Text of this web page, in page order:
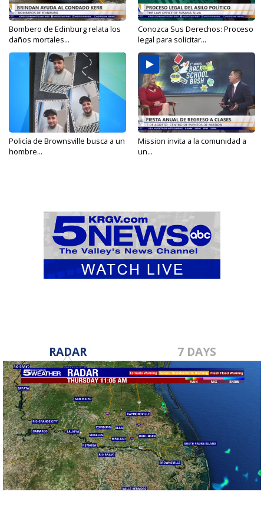
Bombero de Edinburg relata los
daños mortales...
Conozca Sus Derechos: Proceso
legal para solicitar...
Policía de Brownsville busca a un
hombre...
Mission invita a la comunidad a
un...
RADAR 7 DAYS